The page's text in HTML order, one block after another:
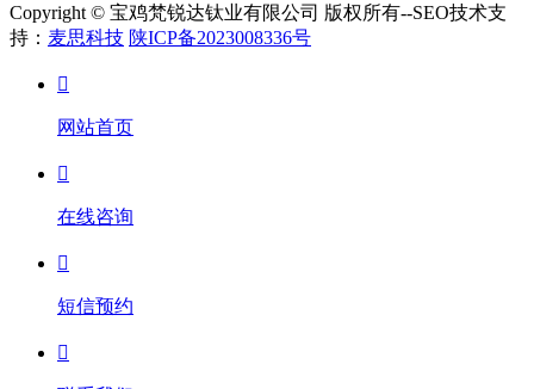
Copyright © 宝鸡梵锐达钛业有限公司 版权所有--SEO技术支
持： 麦思科技 陕ICP备2023008336号

网站首页

在线咨询

短信预约
